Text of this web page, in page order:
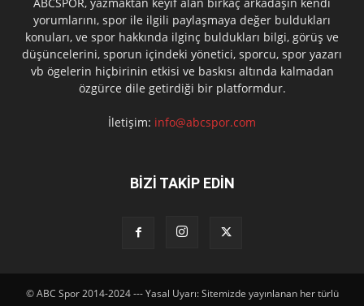
yorumlarını, spor ile ilgili paylaşmaya değer buldukları
konuları, ve spor hakkında ilginç buldukları bilgi, görüş ve
düşüncelerini, sporun içindeki yönetici, sporcu, spor yazarı
vb ögelerin hiçbirinin etkisi ve baskısı altında kalmadan
özgürce dile getirdiği bir platformdur.
İletişim: info@abcspor.com
BİZİ TAKİP EDİN
© ABC Spor 2014-2024 --- Yasal Uyarı: Sitemizde yayınlanan her türlü